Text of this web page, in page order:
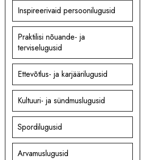
Inspireerivaid persoonilugusid
Praktilisi nõuande- ja
terviselugusid
Ettevõtlus- ja karjäärilugusid
Kultuuri- ja sündmuslugusid
Spordilugusid
Arvamuslugusid